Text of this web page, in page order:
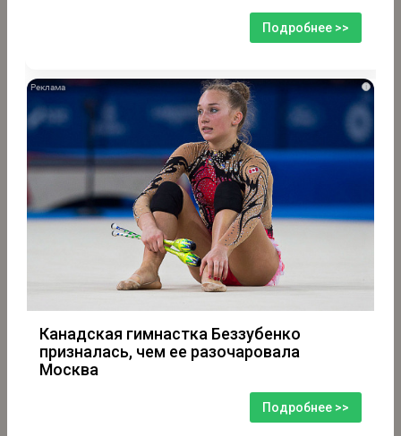
Подробнее >>
i
Канадская гимнастка Беззубенко
призналась, чем ее разочаровала
Москва
Подробнее >>